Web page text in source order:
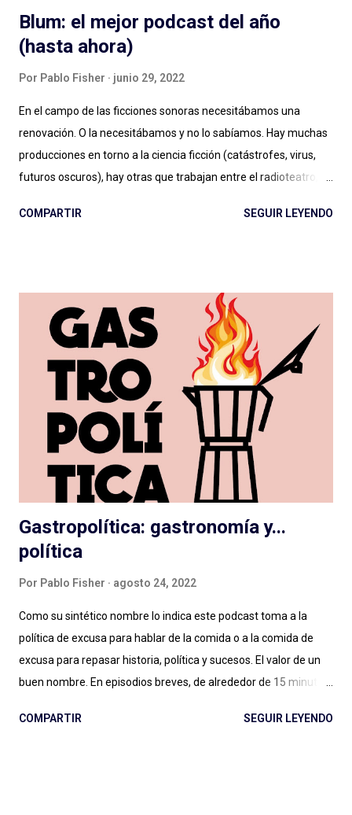
Blum: el mejor podcast del año
(hasta ahora)
Por Pablo Fisher junio 29, 2022
En el campo de las ficciones sonoras necesitábamos una
renovación. O la necesitábamos y no lo sabíamos. Hay muchas
producciones en torno a la ciencia ficción (catástrofes, virus,
futuros oscuros), hay otras que trabajan entre el radioteatro, el
una por una, se puede decir sencillamente que hay dos grandes
dirección de actuaciones e interpretaciones a la altura de
tamaña producción; y las que, con presupuesto o no, deben
cortar lazos aún con el vetusto radioteatro, nos entregan
actuaciones exageradas, guiones flojos y se escuchan desde el
vamos sin dirección clara: como resultado cuesta escucharlas y
pensamos que la ficción no es para nosotrxs ... Algún día
deberemos sentarnos a hablar seriamente del rol de dirección
en el podcast , que vale para cualquier g...
COMPARTIR SEGUIR LEYENDO
Gastropolítica: gastronomía y...
política
Por Pablo Fisher agosto 24, 2022
Como su sintético nombre lo indica este podcast toma a la
política de excusa para hablar de la comida o a la comida de
excusa para repasar historia, política y sucesos. El valor de un
buen nombre. En episodios breves, de alrededor de 15 minutos,
Historia, con música amena y audios de archivo al paso para
COMPARTIR SEGUIR LEYENDO